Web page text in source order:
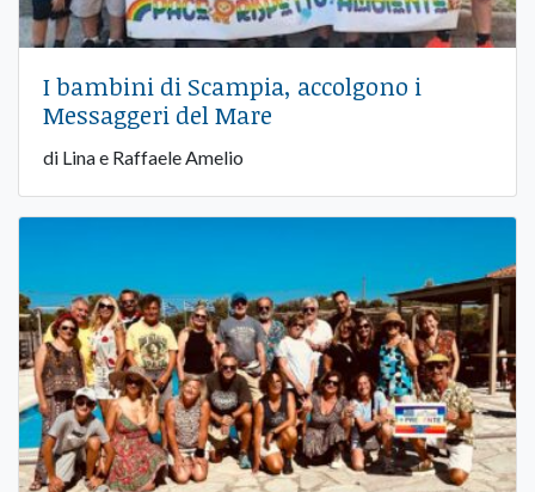
I bambini di Scampia, accolgono i
Messaggeri del Mare
di Lina e Raffaele Amelio